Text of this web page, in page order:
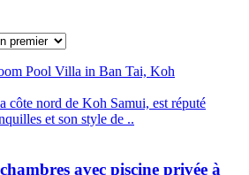
côte nord de Koh Samui, est réputé
et son style de ..
avec piscine privée à